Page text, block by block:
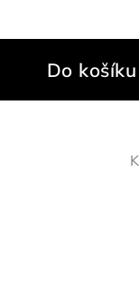
Do košíku